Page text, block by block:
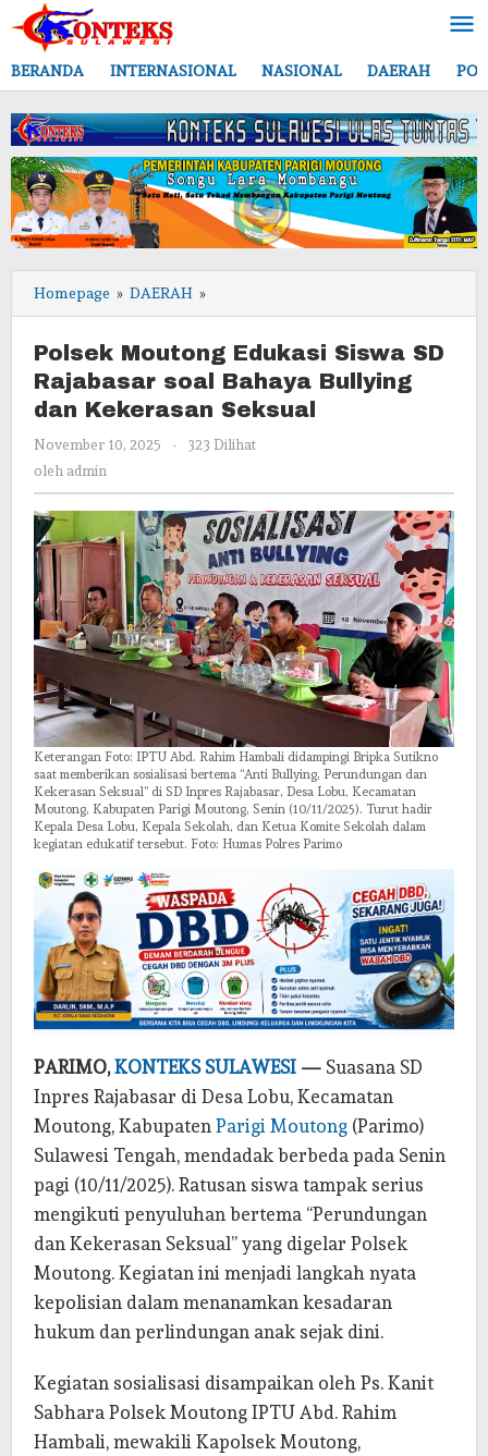
Lewati
ke
konten
BERANDA
INTERNASIONAL NASIONAL DAERAH
Homepage » DAERAH »
Moutong
Siswa
Rajabasar
Bahaya
dan
Kekerasan
Seksual
Polsek Moutong Edukasi Siswa SD
Rajabasar soal Bahaya Bullying
dan Kekerasan Seksual
November 10, 2025
oleh
-
323 Dilihat
oleh admin
Keterangan Foto: IPTU Abd. Rahim Hambali didampingi Bripka Sutikno
saat memberikan sosialisasi bertema “Anti Bullying, Perundungan dan
Kekerasan Seksual” di SD Inpres Rajabasar, Desa Lobu, Kecamatan
Moutong, Kabupaten Parigi Moutong, Senin (10/11/2025). Turut hadir
Kepala Desa Lobu, Kepala Sekolah, dan Ketua Komite Sekolah dalam
kegiatan edukatif tersebut. Foto: Humas Polres Parimo
PARIMO,KONTEKS SULAWESI — Suasana SD
Inpres Rajabasar di Desa Lobu, Kecamatan
Moutong, Kabupaten Parigi Moutong (Parimo)
Sulawesi Tengah, mendadak berbeda pada Senin
pagi (10/11/2025). Ratusan siswa tampak serius
mengikuti penyuluhan bertema “Perundungan
dan Kekerasan Seksual” yang digelar Polsek
Moutong. Kegiatan ini menjadi langkah nyata
kepolisian dalam menanamkan kesadaran
hukum dan perlindungan anak sejak dini.
Kegiatan sosialisasi disampaikan oleh Ps. Kanit
Sabhara Polsek Moutong IPTU Abd. Rahim
Hambali, mewakili Kapolsek Moutong,